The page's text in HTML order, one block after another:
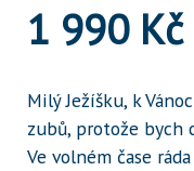
1 990 Kč
Milý Ježíšku, k
zubů, protože bych
Ve volném čase